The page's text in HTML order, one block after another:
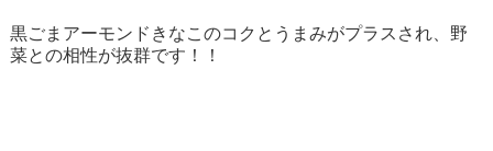
黒ごまアーモンドきなこのコクとうまみがプラスされ、野
菜との相性が抜群です！！